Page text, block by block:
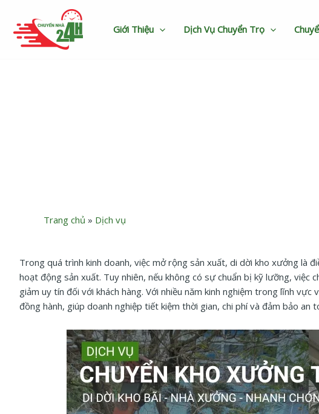
Giới Thiệu Dịch Vụ Chuyển Trọ
Trang chủ » Dịch vụ
Trong quá trình kinh doanh, việc mở rộng sản xuất, di dời kho xưởng là
hoạt động sản xuất. Tuy nhiên, nếu không có sự chuẩn bị kỹ lưỡng,
giảm uy tín đối với khách hàng. Với nhiều năm kinh nghiệm trong lĩnh vực
đồng hành, giúp doanh nghiệp tiết kiệm thời gian, chi phí và đảm bảo